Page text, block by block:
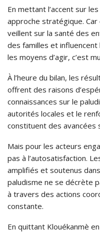
En mettant l’accent sur
approche stratégique.
veillent sur la santé des
des familles et
les moyens d’agir, c’est
À l’heure du bilan, les
offrent des raisons
connaissances sur le
autorités locales et le
constituent des avancées
Mais pour les acteurs
pas à l’autosatisfaction.
amplifiés et soutenus
paludisme ne se décrète
à travers des actions
constante.
En quittant Klouékanmè